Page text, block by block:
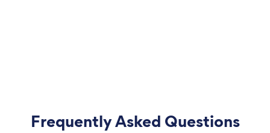
Frequently Asked Questions